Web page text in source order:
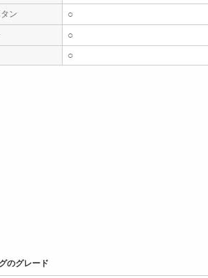
ン ○
○
○
のグレード